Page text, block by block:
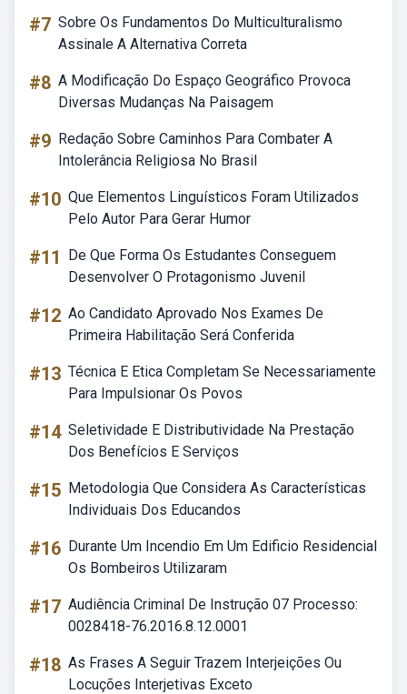
#7 Sobre Os Fundamentos Do Multiculturalismo
Assinale A Alternativa Correta
#8 A Modificação Do Espaço Geográfico Provoca
Diversas Mudanças Na Paisagem
#9 Redação Sobre Caminhos Para Combater A
Intolerância Religiosa No Brasil
#10 Que Elementos Linguísticos Foram Utilizados
Pelo Autor Para Gerar Humor
#11
De Que Forma Os Estudantes Conseguem
Desenvolver O Protagonismo Juvenil
#12 Ao Candidato Aprovado Nos Exames De
Primeira Habilitação Será Conferida
#13 Técnica E Etica Completam Se Necessariamente
Para Impulsionar Os Povos
#14 Seletividade E Distributividade Na Prestação
Dos Benefícios E Serviços
#15 Metodologia Que Considera As Características
Individuais Dos Educandos
#16 Durante Um Incendio Em Um Edificio Residencial
Os Bombeiros Utilizaram
#17 Audiência Criminal De Instrução 07 Processo:
0028418-76.2016.8.12.0001
#18 As Frases A Seguir Trazem Interjeições Ou
Locuções Interjetivas Exceto